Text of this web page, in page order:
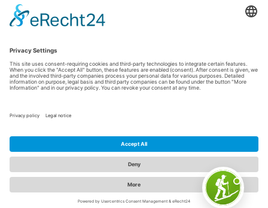
Afdruk |Privacybeleid|Verklaring van toegankelijkheid
E: info@sauerland.com
Cookie-Einstellungen